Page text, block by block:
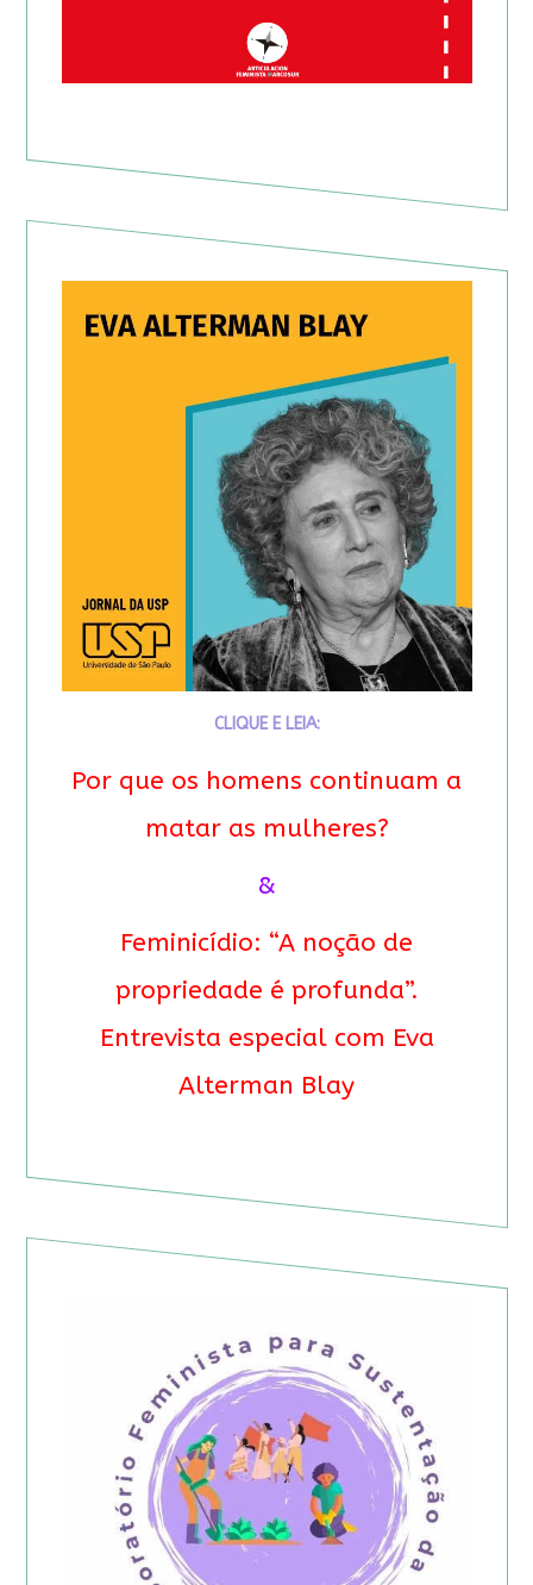
CLIQUE E LEIA:
Por que os homens continuam a
matar as mulheres?
&
Feminicídio: “A noção de
propriedade é profunda”.
Entrevista especial com Eva
Alterman Blay